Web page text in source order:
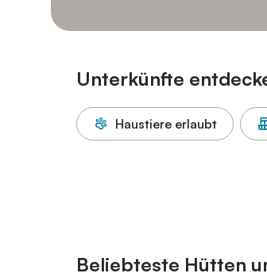
Unterkünfte
Haustiere erlaubt
Beliebteste Hütten